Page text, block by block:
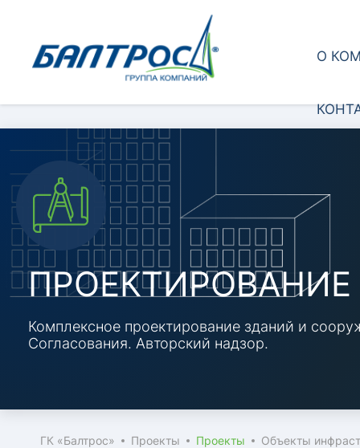
О
ПРОЕКТИРОВАНИЕ
Комплексное проектирование зданий и
Согласования. Авторский надзор.
ГК «Балтрос» Проекты Проекты Объекты